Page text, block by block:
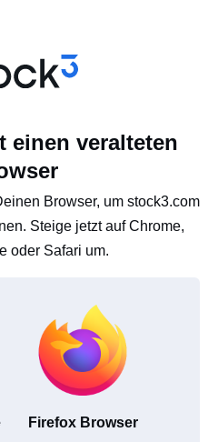
einen veralteten
Browser, um stock3.com
Steige jetzt auf Chrome,
oder Safari um.
Firefox Browser